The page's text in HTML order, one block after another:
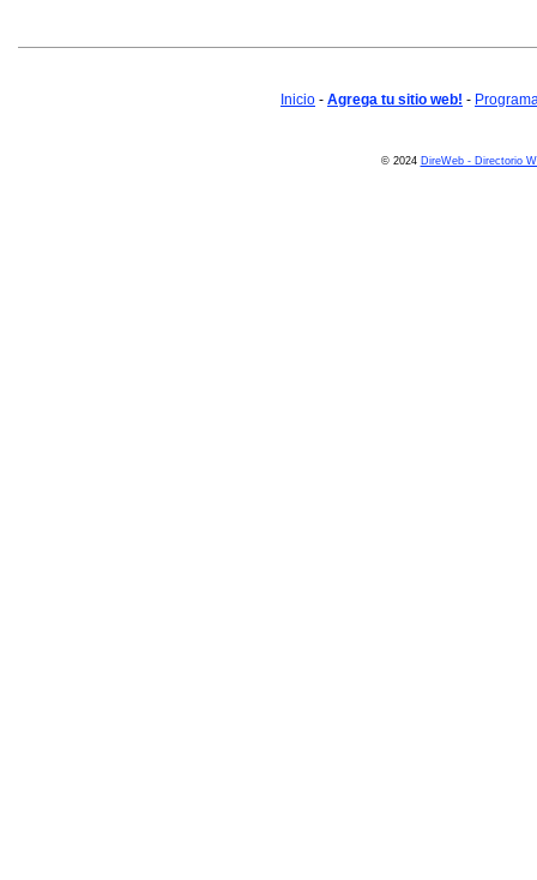
Inicio - Agrega tu sitio web! -
© 2024 DireWeb - Directorio